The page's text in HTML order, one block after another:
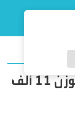
العثور على ياقوتة نادرة بوزن 11 ألف